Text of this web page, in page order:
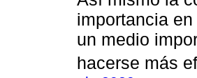
importancia
un medio
hacerse más